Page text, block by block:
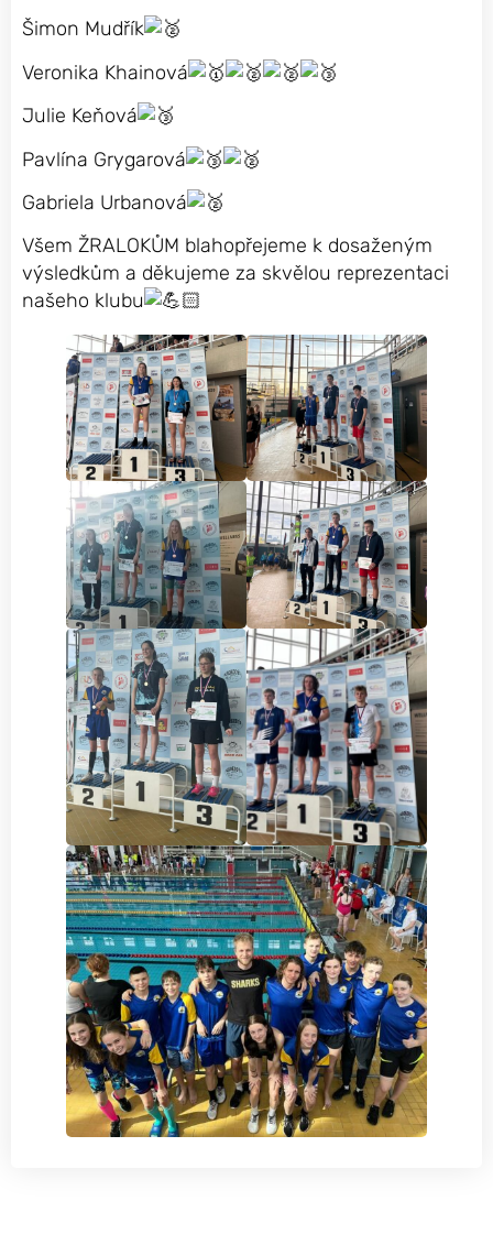
Šimon Mudřík
Veronika Khainová
Julie Keňová
Pavlína Grygarová
Gabriela Urbanová
Všem ŽRALOKŮM blahopřejeme k dosaženým
výsledkům a děkujeme za skvělou reprezentaci
našeho klubu